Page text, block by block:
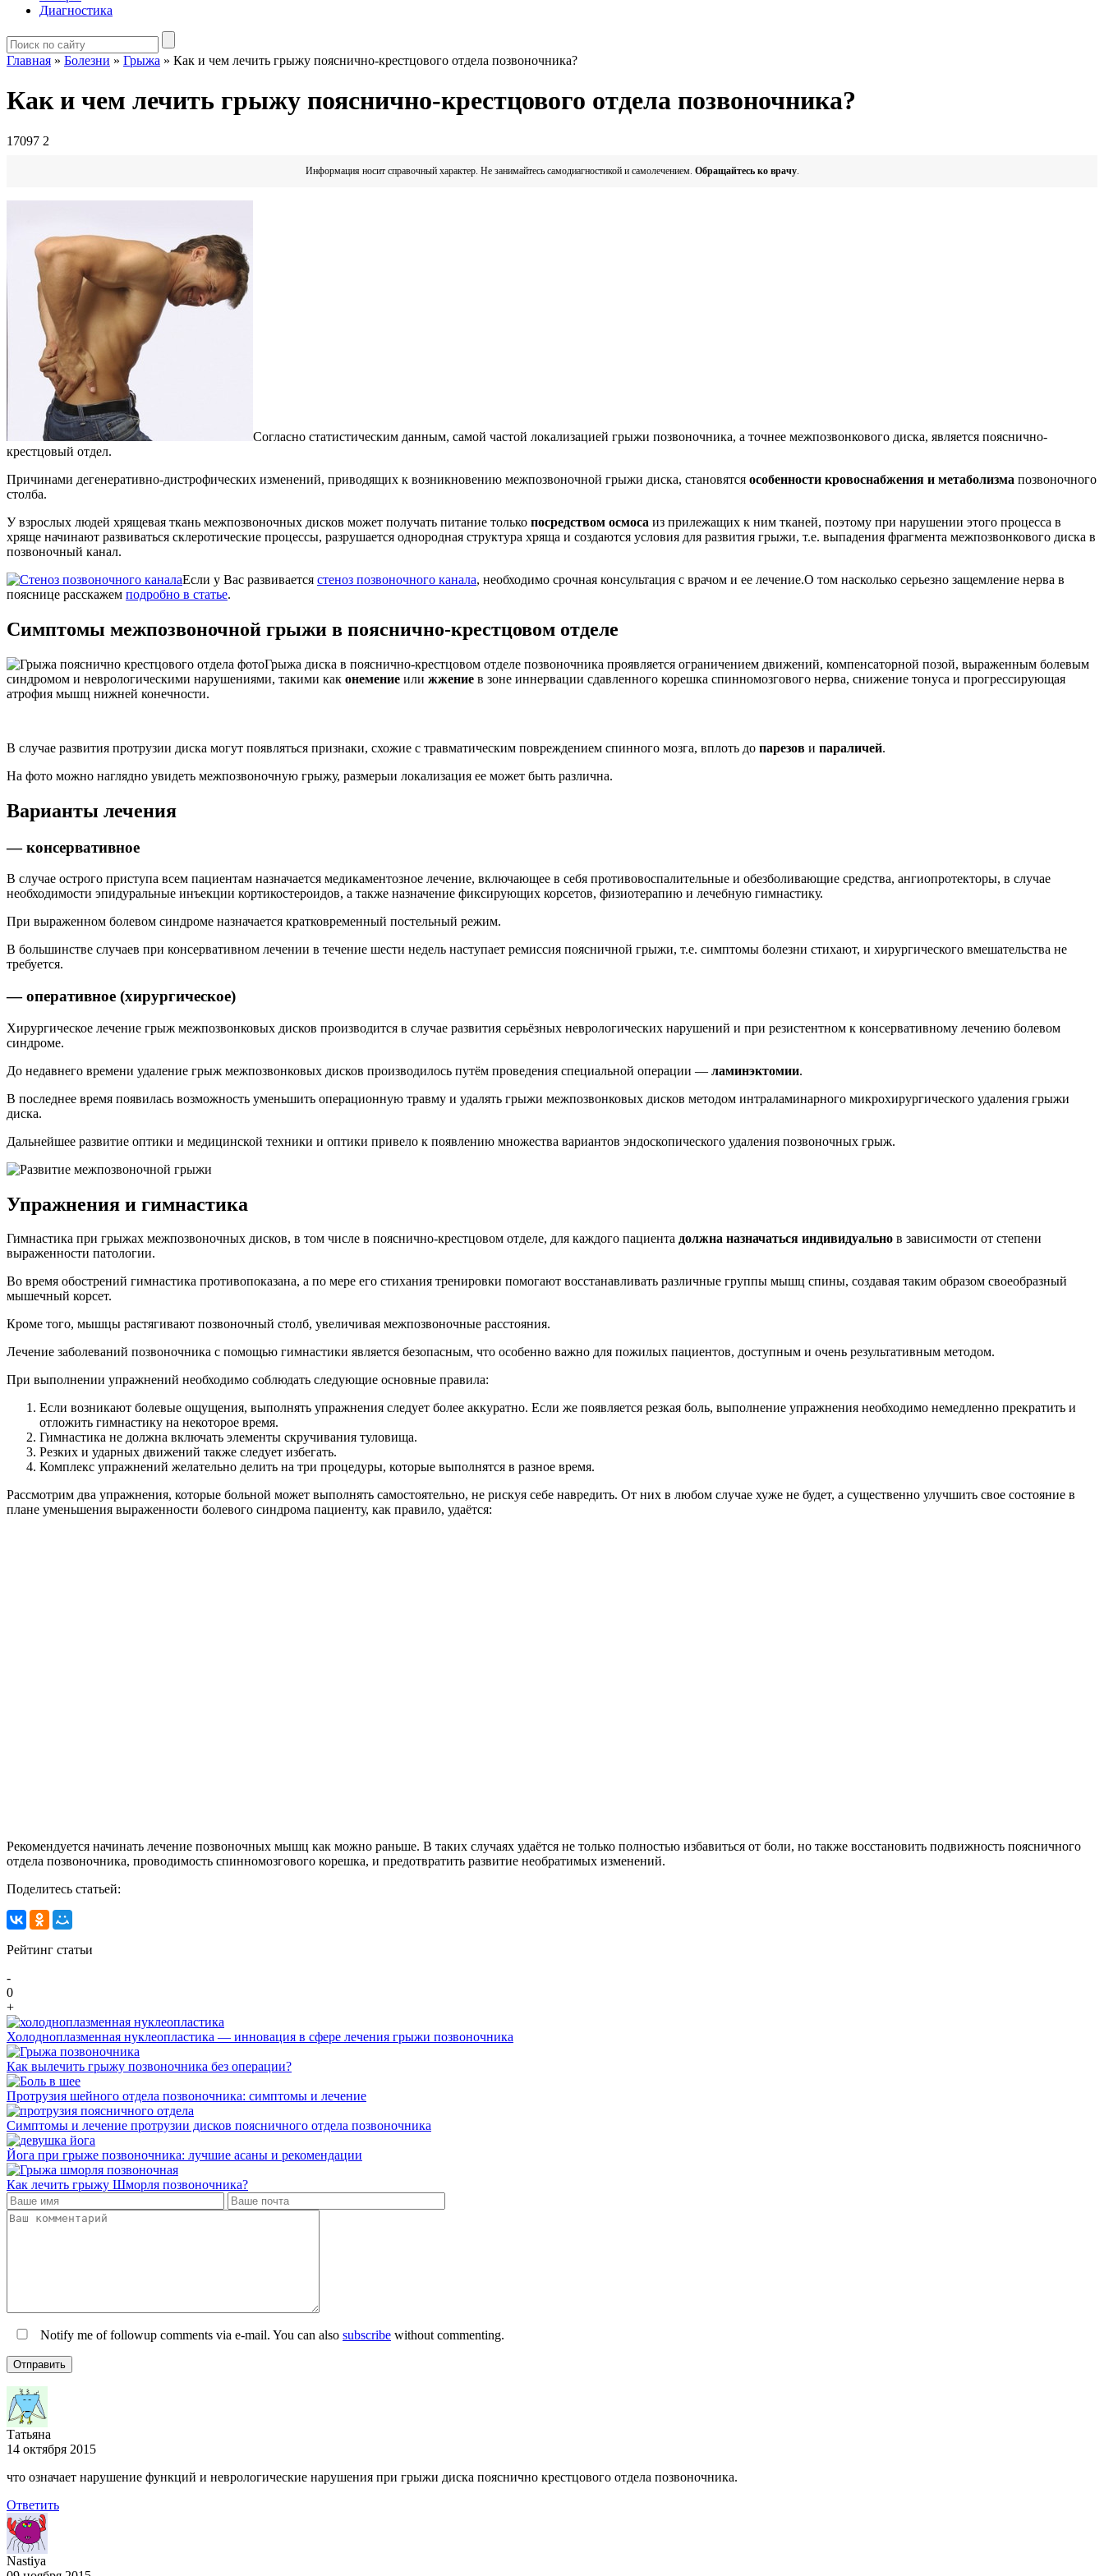
Диагностика
Главная » Болезни » Грыжа » Как и чем лечить грыжу пояснично-крестцового отдела позвоночника?
Как и чем лечить грыжу пояснично-крестцового отдела позвоночника?
17097 2
Информация носит справочный характер. Не занимайтесь самодиагностикой и самолечением. Обращайтесь ко врачу.
Согласно статистическим данным, самой частой локализацией грыжи позвоночника, а точнее межпозвонкового диска, является пояснично-
крестцовый отдел.
Причинами дегенеративно-дистрофических изменений, приводящих к возникновению межпозвоночной грыжи диска, становятся особенности кровоснабжения и метаболизма позвоночного
столба.
У взрослых людей хрящевая ткань межпозвоночных дисков может получать питание только посредством осмоса из прилежащих к ним тканей, поэтому при нарушении этого процесса в
хряще начинают развиваться склеротические процессы, разрушается однородная структура хряща и создаются условия для развития грыжи, т.е. выпадения фрагмента межпозвонкового диска в
позвоночный канал.
Если у Вас развивается стеноз позвоночного канала, необходимо срочная консультация с врачом и ее лечение.О том насколько серьезно защемление нерва в
пояснице расскажем подробно в статье.
Симптомы межпозвоночной грыжи в пояснично-крестцовом отделе
Грыжа диска в пояснично-крестцовом отделе позвоночника проявляется ограничением движений, компенсаторной позой, выраженным болевым
синдромом и неврологическими нарушениями, такими как онемение или жжение в зоне иннервации сдавленного корешка спинномозгового нерва, снижение тонуса и прогрессирующая
атрофия мышц нижней конечности.
В случае развития протрузии диска могут появляться признаки, схожие с травматическим повреждением спинного мозга, вплоть до парезов и параличей.
На фото можно наглядно увидеть межпозвоночную грыжу, размерыи локализация ее может быть различна.
Варианты лечения
— консервативное
В случае острого приступа всем пациентам назначается медикаментозное лечение, включающее в себя противовоспалительные и обезболивающие средства, ангиопротекторы, в случае
необходимости эпидуральные инъекции кортикостероидов, а также назначение фиксирующих корсетов, физиотерапию и лечебную гимнастику.
При выраженном болевом синдроме назначается кратковременный постельный режим.
В большинстве случаев при консервативном лечении в течение шести недель наступает ремиссия поясничной грыжи, т.е. симптомы болезни стихают, и хирургического вмешательства не
требуется.
— оперативное (хирургическое)
Хирургическое лечение грыж межпозвонковых дисков производится в случае развития серьёзных неврологических нарушений и при резистентном к консервативному лечению болевом
синдроме.
До недавнего времени удаление грыж межпозвонковых дисков производилось путём проведения специальной операции — ламинэктомии.
В последнее время появилась возможность уменьшить операционную травму и удалять грыжи межпозвонковых дисков методом интраламинарного микрохирургического удаления грыжи
диска.
Дальнейшее развитие оптики и медицинской техники и оптики привело к появлению множества вариантов эндоскопического удаления позвоночных грыж.
Упражнения и гимнастика
Гимнастика при грыжах межпозвоночных дисков, в том числе в пояснично-крестцовом отделе, для каждого пациента должна назначаться индивидуально в зависимости от степени
выраженности патологии.
Во время обострений гимнастика противопоказана, а по мере его стихания тренировки помогают восстанавливать различные группы мышц спины, создавая таким образом своеобразный
мышечный корсет.
Кроме того, мышцы растягивают позвоночный столб, увеличивая межпозвоночные расстояния.
Лечение заболеваний позвоночника с помощью гимнастики является безопасным, что особенно важно для пожилых пациентов, доступным и очень результативным методом.
При выполнении упражнений необходимо соблюдать следующие основные правила:
Если возникают болевые ощущения, выполнять упражнения следует более аккуратно. Если же появляется резкая боль, выполнение упражнения необходимо немедленно прекратить и
отложить гимнастику на некоторое время.
Гимнастика не должна включать элементы скручивания туловища.
Резких и ударных движений также следует избегать.
Комплекс упражнений желательно делить на три процедуры, которые выполнятся в разное время.
Рассмотрим два упражнения, которые больной может выполнять самостоятельно, не рискуя себе навредить. От них в любом случае хуже не будет, а существенно улучшить свое состояние в
плане уменьшения выраженности болевого синдрома пациенту, как правило, удаётся:
Рекомендуется начинать лечение позвоночных мышц как можно раньше. В таких случаях удаётся не только полностью избавиться от боли, но также восстановить подвижность поясничного
отдела позвоночника, проводимость спинномозгового корешка, и предотвратить развитие необратимых изменений.
Поделитесь статьей:
Рейтинг статьи
-
0
+
Холодноплазменная нуклеопластика — инновация в сфере лечения грыжи позвоночника
Как вылечить грыжу позвоночника без операции?
Протрузия шейного отдела позвоночника: симптомы и лечение
Симптомы и лечение протрузии дисков поясничного отдела позвоночника
Йога при грыже позвоночника: лучшие асаны и рекомендации
Как лечить грыжу Шморля позвоночника?
Notify me of followup comments via e-mail. You can also subscribe without commenting.
Татьяна
14 октября 2015
что означает нарушение функций и неврологические нарушения при грыжи диска пояснично крестцового отдела позвоночника.
Ответить
Nastiya